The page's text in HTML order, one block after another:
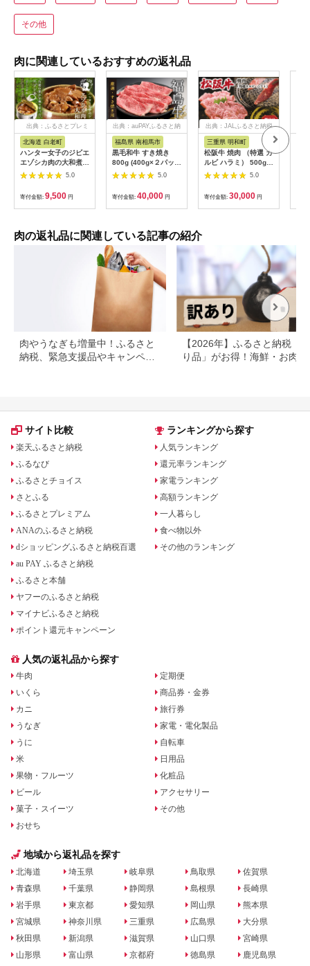
その他
肉に関連しているおすすめの返礼品
出典：ふるさとプレミ
北海道 白老町
ハンター女子のジビエ
エゾシカ肉の大和煮 6
缶セット AI0335.0
寄付金額: 9,500 円
出典：auPAYふるさと納
福島県 南相馬市
黒毛和牛 すき焼き
800g (400g×２パッ
ク) 福島牛 | 国産 肉
お肉 ギフト お取り寄
せ プレゼント 今野畜
産 福島 bp002-aa
5.0
寄付金額: 40,000 円
出典：JALふるさと納税
三重県 明和町
松阪牛 焼肉 （特選 カ
ルビ ハラミ） 500g
肉 牛 牛肉 和牛 ブラ
り 冷凍 ふるさと 人気
焼肉 焼肉用 BBQ バ
ーベキュー SS38
5.0
寄付金額: 30,000 円
肉の返礼品に関連している記事の紹介
肉やうなぎも増量中！ふるさと
納税、緊急支援品やキャンペー
【2026年】ふるさと納税「
り品」がお得！海鮮・お肉・
サイト比較
楽天ふるさと納税
ふるなび
ふるさとチョイス
さとふる
ふるさとプレミアム
ANAのふるさと納税
dショッピングふるさと納税百選
au PAY ふるさと納税
ふるさと本舗
ヤフーのふるさと納税
マイナビふるさと納税
ポイント還元キャンペーン
ランキングから探す
人気ランキング
還元率ランキング
家電ランキング
高額ランキング
一人暮らし
食べ物以外
その他のランキング
人気の返礼品から探す
牛肉
いくら
カニ
うなぎ
うに
米
果物・フルーツ
ビール
菓子・スイーツ
おせち
定期便
商品券・金券
旅行券
家電・電化製品
自転車
日用品
化粧品
アクセサリー
その他
地域から返礼品を探す
北海道
青森県
岩手県
宮城県
秋田県
山形県
埼玉県
千葉県
東京都
神奈川県
新潟県
富山県
岐阜県
静岡県
愛知県
三重県
滋賀県
京都府
鳥取県
島根県
岡山県
広島県
山口県
徳島県
佐賀県
長崎県
熊本県
大分県
宮崎県
鹿児島県